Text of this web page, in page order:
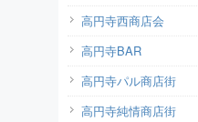
高円寺西商店会
高円寺BAR
高円寺パル商店街
高円寺純情商店街